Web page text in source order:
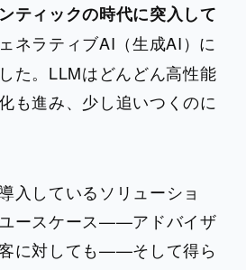
ティックの時代に突入して
ネラティブAI（生成AI）に
た。LLMはどんどん高性能
も進み、少し追いつくのに
入しているソリューショ
ースケース——アドバイザ
に対しても——そして得ら